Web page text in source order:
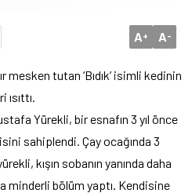
A+ A-
mesken tutan ‘Bıdık’ isimli kedinin
Yürekli, bir esnafın 3 yıl önce
sahiplendi. Çay ocağında 3
kışın sobanın yanında daha
minderli bölüm yaptı. Kendisine